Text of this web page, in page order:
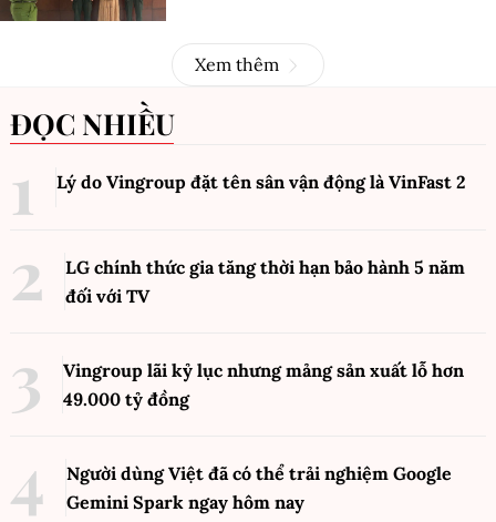
Xem thêm
ĐỌC NHIỀU
Lý do Vingroup đặt tên sân vận động là VinFast 2
LG chính thức gia tăng thời hạn bảo hành 5 năm
đối với TV
Vingroup lãi kỷ lục nhưng mảng sản xuất lỗ hơn
49.000 tỷ đồng
Người dùng Việt đã có thể trải nghiệm Google
Gemini Spark ngay hôm nay